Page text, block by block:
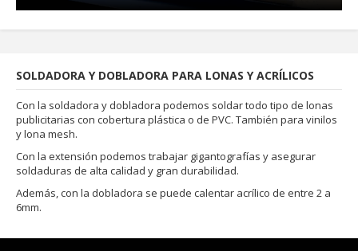
SOLDADORA Y DOBLADORA PARA LONAS Y ACRÍLICOS
Con la soldadora y dobladora podemos soldar todo tipo de lonas
publicitarias con cobertura plástica o de PVC. También para vinilos
y lona mesh.
Con la extensión podemos trabajar gigantografías y asegurar
soldaduras de alta calidad y gran durabilidad.
Además, con la dobladora se puede calentar acrílico de entre 2 a
6mm.